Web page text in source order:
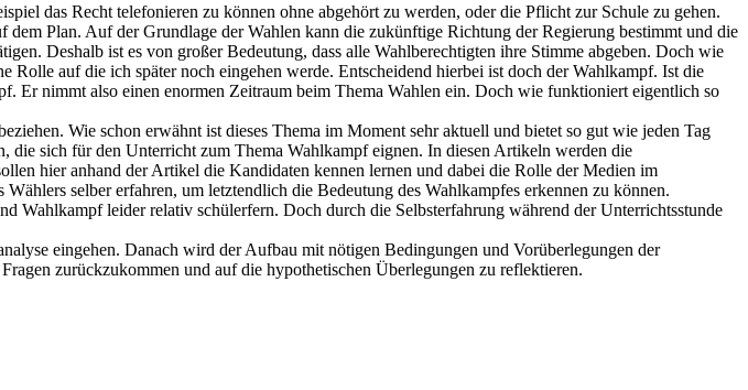
das Recht telefonieren zu können ohne abgehört zu werden, oder die Pflicht zur Schule zu gehen.
Plan. Auf der Grundlage der Wahlen kann die zukünftige Richtung der Regierung bestimmt und die
Deshalb ist es von großer Bedeutung, dass alle Wahlberechtigten ihre Stimme abgeben. Doch wie
auf die ich später noch eingehen werde. Entscheidend hierbei ist doch der Wahlkampf. Ist die
Er nimmt also einen enormen Zeitraum beim Thema Wahlen ein. Doch wie funktioniert eigentlich so
Wie schon erwähnt ist dieses Thema im Moment sehr aktuell und bietet so gut wie jeden Tag
sich für den Unterricht zum Thema Wahlkampf eignen. In diesen Artikeln werden die
hier anhand der Artikel die Kandidaten kennen lernen und dabei die Rolle der Medien im
selber erfahren, um letztendlich die Bedeutung des Wahlkampfes erkennen zu können.
Wahlkampf leider relativ schülerfern. Doch durch die Selbsterfahrung während der Unterrichtsstunde
eingehen. Danach wird der Aufbau mit nötigen Bedingungen und Vorüberlegungen der
zurückzukommen und auf die hypothetischen Überlegungen zu reflektieren.